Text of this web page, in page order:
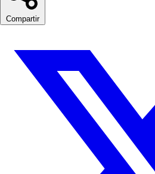
Compartir